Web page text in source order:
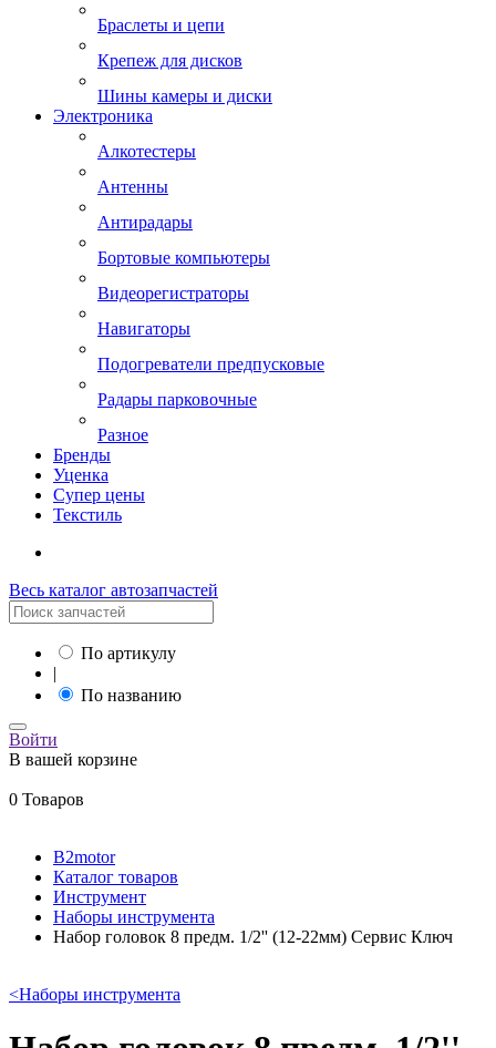
Браслеты и цепи
Крепеж для дисков
Шины камеры и диски
Электроника
Алкотестеры
Антенны
Антирадары
Бортовые компьютеры
Видеорегистраторы
Навигаторы
Подогреватели предпусковые
Радары парковочные
Разное
Бренды
Уценка
Супер цены
Текстиль
Весь каталог автозапчастей
По артикулу
|
По названию
Войти
В вашей корзине
0 Товаров
B2motor
Каталог товаров
Инструмент
Наборы инструмента
Набор головок 8 предм. 1/2'' (12-22мм) Сервис Ключ
<Наборы инструмента